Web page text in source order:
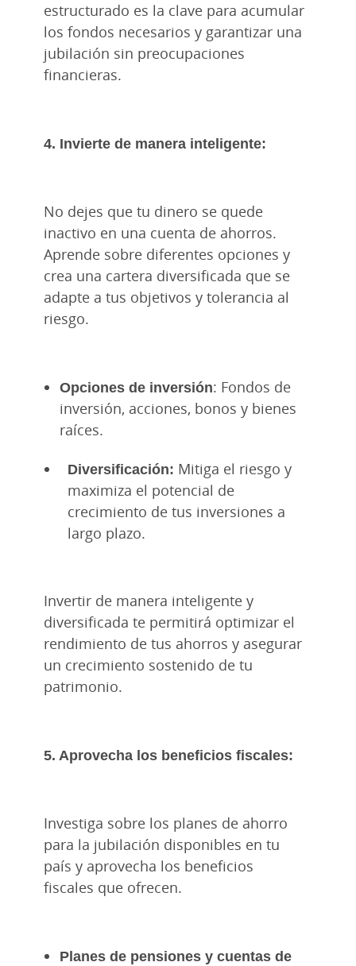
estructurado es la clave para acumular
los fondos necesarios y garantizar una
jubilación sin preocupaciones
financieras.
4. Invierte de manera inteligente:
No dejes que tu dinero se quede
inactivo en una cuenta de ahorros.
Aprende sobre diferentes opciones y
crea una cartera diversificada que se
adapte a tus objetivos y tolerancia al
riesgo.
Opciones de inversión: Fondos de
inversión, acciones, bonos y bienes
raíces.
Diversificación: Mitiga el riesgo y
maximiza el potencial de
crecimiento de tus inversiones a
largo plazo.
Invertir de manera inteligente y
diversificada te permitirá optimizar el
rendimiento de tus ahorros y asegurar
un crecimiento sostenido de tu
patrimonio.
5. Aprovecha los beneficios fiscales:
Investiga sobre los planes de ahorro
para la jubilación disponibles en tu
país y aprovecha los beneficios
fiscales que ofrecen.
Planes de pensiones y cuentas de